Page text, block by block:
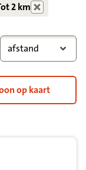
2 km
afstand
op kaart